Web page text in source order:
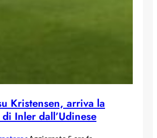
Kristensen, arriva la
Inler dall’Udinese